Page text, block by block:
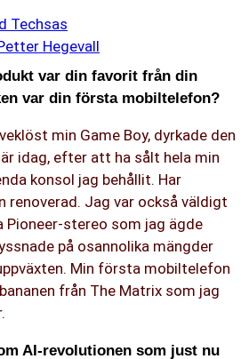
Hegevall
var din favorit från din
var din första mobiltelefon?
min Game Boy, dyrkade den
idag, efter att ha sålt hela min
konsol jag behållit. Har
Jag var också väldigt
Pioneer-stereo som jag ägde
på osannolika mängder
Min första mobiltelefon
från The Matrix som jag
AI-revolutionen som just nu